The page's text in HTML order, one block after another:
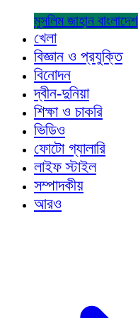
মুসলিম জাহান বাংলাদেশ
খেলা
বিজ্ঞান ও প্রযুক্তি
বিনোদন
দ্বীন-দুনিয়া
শিক্ষা ও চাকরি
ভিডিও
ফোটো গ্যালারি
লাইফ স্টাইল
সম্পাদকীয়
আরও